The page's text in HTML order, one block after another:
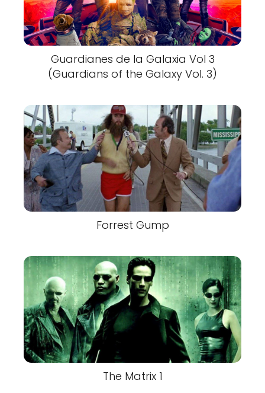
Guardianes de la Galaxia Vol 3
(Guardians of the Galaxy Vol. 3)
Forrest Gump
The Matrix 1